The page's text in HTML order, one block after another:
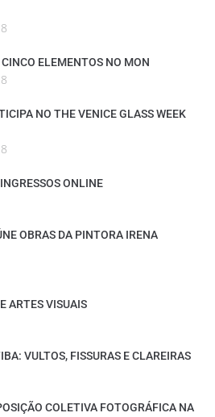
ELEMENTOS NO MON
NO THE VENICE GLASS WEEK
ONLINE
OBRAS DA PINTORA IRENA
ARTES VISUAIS
VULTOS, FISSURAS E CLAREIRAS
COLETIVA FOTOGRÁFICA NA